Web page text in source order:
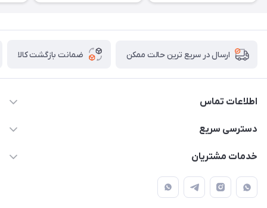
ارسال در سریع ترین حالت ممکن ضمانت بازگشت کالا
اطلاعات تماس
09387538030
دهقانی
دسترسی سریع
حساب کاربری
لیست محصولات
خدمات مشتریان
قوانین و مقررات
حریم خصوصی